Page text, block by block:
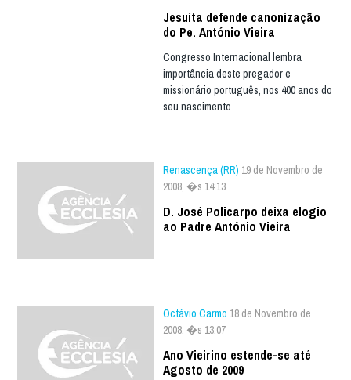
Jesuíta defende canonização
do Pe. António Vieira
Congresso Internacional lembra
importância deste pregador e
missionário português, nos 400 anos do
seu nascimento
Renascença (RR) 19 de Novembro de
2008, �s 14:13
D. José Policarpo deixa elogio
ao Padre António Vieira
Octávio Carmo 18 de Novembro de
2008, �s 13:07
Ano Vieirino estende-se até
Agosto de 2009